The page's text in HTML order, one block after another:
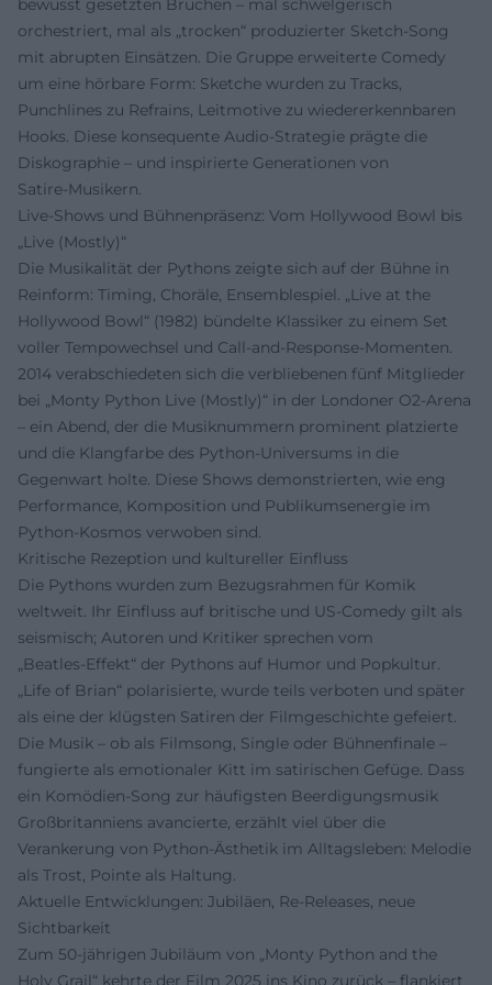
bewusst gesetzten Brüchen – mal schwelgerisch
orchestriert, mal als „trocken“ produzierter Sketch‑Song
mit abrupten Einsätzen. Die Gruppe erweiterte Comedy
um eine hörbare Form: Sketche wurden zu Tracks,
Punchlines zu Refrains, Leitmotive zu wiedererkennbaren
Hooks. Diese konsequente Audio‑Strategie prägte die
Diskographie – und inspirierte Generationen von
Satire‑Musikern.
Live‑Shows und Bühnenpräsenz: Vom Hollywood Bowl bis
„Live (Mostly)“
Die Musikalität der Pythons zeigte sich auf der Bühne in
Reinform: Timing, Choräle, Ensemblespiel. „Live at the
Hollywood Bowl“ (1982) bündelte Klassiker zu einem Set
voller Tempowechsel und Call‑and‑Response‑Momenten.
2014 verabschiedeten sich die verbliebenen fünf Mitglieder
bei „Monty Python Live (Mostly)“ in der Londoner O2‑Arena
– ein Abend, der die Musiknummern prominent platzierte
und die Klangfarbe des Python‑Universums in die
Gegenwart holte. Diese Shows demonstrierten, wie eng
Performance, Komposition und Publikumsenergie im
Python‑Kosmos verwoben sind.
Kritische Rezeption und kultureller Einfluss
Die Pythons wurden zum Bezugsrahmen für Komik
weltweit. Ihr Einfluss auf britische und US‑Comedy gilt als
seismisch; Autoren und Kritiker sprechen vom
„Beatles‑Effekt“ der Pythons auf Humor und Popkultur.
„Life of Brian“ polarisierte, wurde teils verboten und später
als eine der klügsten Satiren der Filmgeschichte gefeiert.
Die Musik – ob als Filmsong, Single oder Bühnenfinale –
fungierte als emotionaler Kitt im satirischen Gefüge. Dass
ein Komödien‑Song zur häufigsten Beerdigungsmusik
Großbritanniens avancierte, erzählt viel über die
Verankerung von Python‑Ästhetik im Alltagsleben: Melodie
als Trost, Pointe als Haltung.
Aktuelle Entwicklungen: Jubiläen, Re‑Releases, neue
Sichtbarkeit
Zum 50‑jährigen Jubiläum von „Monty Python and the
Holy Grail“ kehrte der Film 2025 ins Kino zurück – flankiert